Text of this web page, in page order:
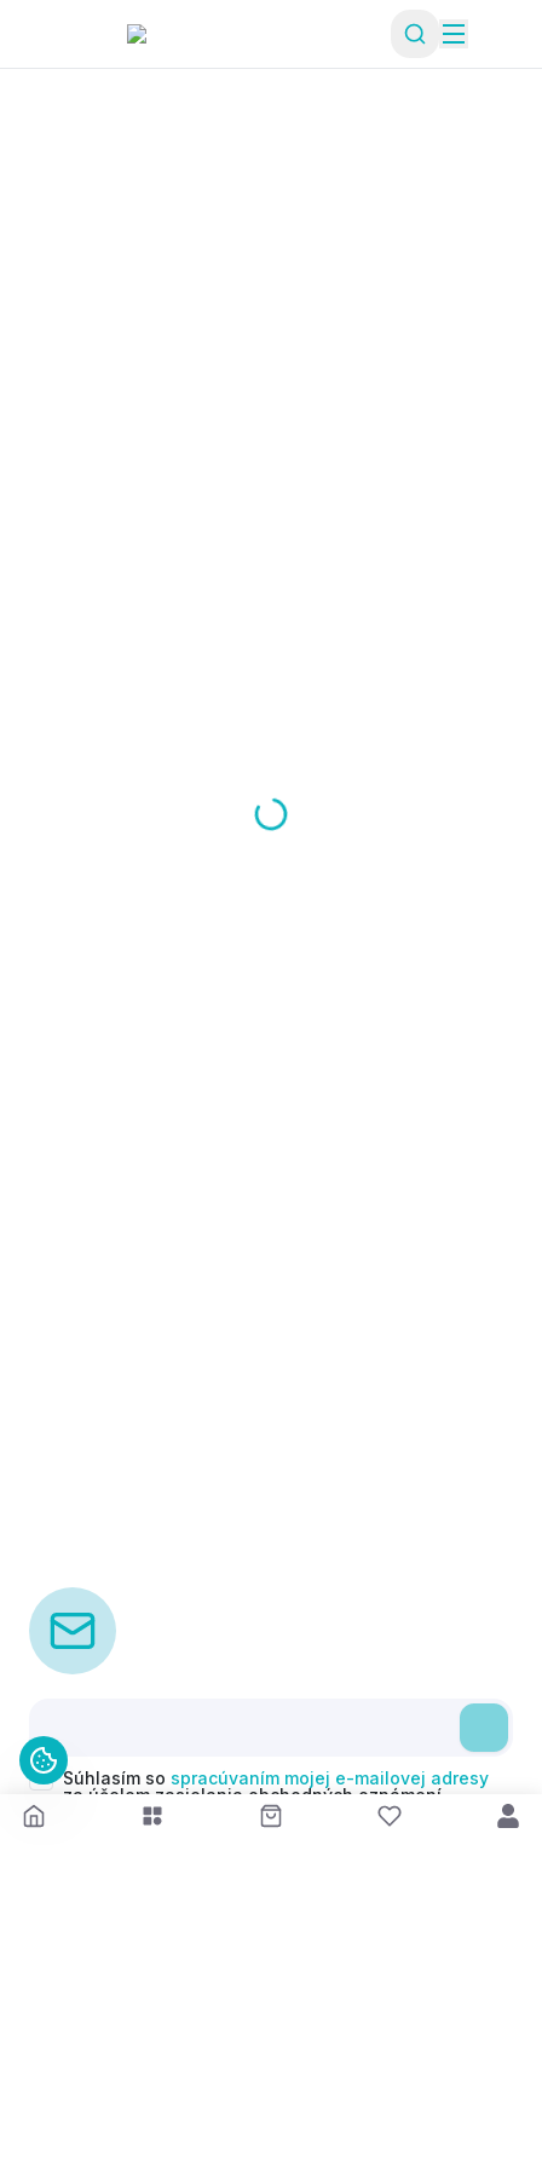
Súhlasím so spracúvaním mojej e-mailovej adresy
za účelom zasielania obchodných oznámení
(newsletterov) v súlade s čl. 6 ods. 1 písm. a)
Nariadenia GDPR. Svoj súhlas môžem kedykoľvek